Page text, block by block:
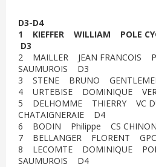
D3-D4
1 KIEFFER WILLIAM POLE
D3
2 MAILLER JEAN FRANCOIS
SAUMUROIS D3
3 STENE BRUNO
4 URTEBISE DOMINIQUE
5 DELHOMME THIERRY VC
CHATAIGNERAIE D4
6 BODIN Philippe CS
7 BELLANGER FLORENT
8 LECOMTE DOMINIQUE
SAUMUROIS D4